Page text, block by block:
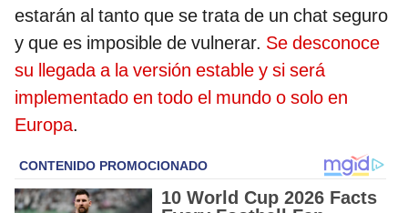
estarán al tanto que se trata de un chat seguro
y que es imposible de vulnerar. Se desconoce
su llegada a la versión estable y si será
implementado en todo el mundo o solo en
Europa.